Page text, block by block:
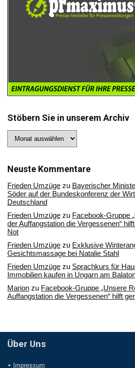
Stöbern Sie in unserem Archiv
Sie
Archiv
Neuste Kommentare
Frieden Umzüge zu Bayerischer
Söder auf der Bundeskonferenz der
Deutschland
Frieden Umzüge zu Facebook-Gruppe
der Auffangstation die Vergessenen“
Not
Frieden Umzüge zu Exklusive
Gesichtsmassage bei Natalie Stahl
Frieden Umzüge zu Sprachkurs für
Immobilien kaufen in Ungarn am
Marion zu Facebook-Gruppe „Unsere
Auffangstation die Vergessenen“ hilft
Über Uns
Impressum